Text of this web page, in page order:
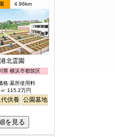
4.96km
北霊園
県 横浜市都筑区
格:墓所使用料
115.2万円
供養 公園墓地
を見る